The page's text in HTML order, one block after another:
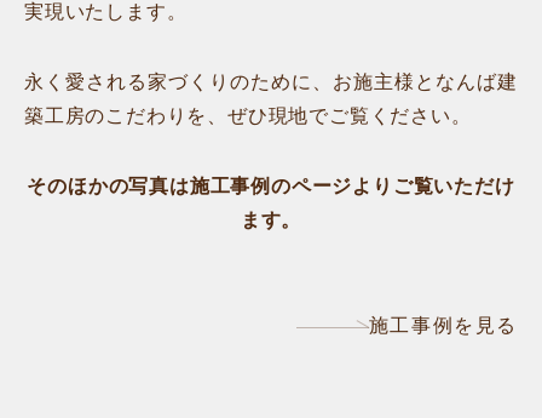
実現いたします。
永く愛される家づくりのために、お施主様となんば建
築工房のこだわりを、ぜひ現地でご覧ください。
そのほかの写真は施工事例のページよりご覧いただけ
ます。
施工事例を見る